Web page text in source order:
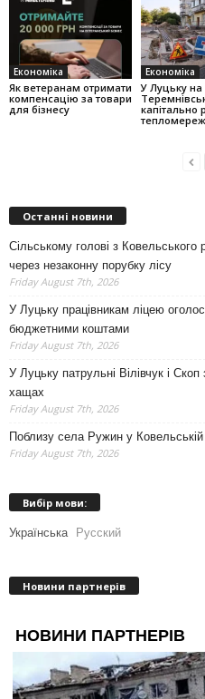
Економіка
Як ветеранам отримати
компенсацію за товари
для бізнесу
Економіка
У Луцьку на
капітально
Останні новини
Сільському голові з Ковельського
через незаконну порубку лісу
Friday August 7th, 2026
У Луцьку працівникам ліцею
бюджетними коштами
Friday August 7th, 2026
У Луцьку патрульні Вілівчук і
хащах
Friday August 7th, 2026
Поблизу села Ружин у Ковельській
Friday August 7th, 2026
Вибір мови:
Українська Русский
Новини партнерів